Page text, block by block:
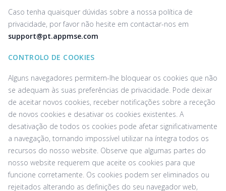
Caso tenha quaisquer dúvidas sobre a nossa política de
privacidade, por favor não hesite em contactar-nos em
support@pt.appmse.com
CONTROLO DE COOKIES
Alguns navegadores permitem-lhe bloquear os cookies que não
se adequam às suas preferências de privacidade. Pode deixar
de aceitar novos cookies, receber notificações sobre a receção
de novos cookies e desativar os cookies existentes. A
desativação de todos os cookies pode afetar significativamente
a navegação, tornando impossível utilizar na íntegra todos os
recursos do nosso website. Observe que algumas partes do
nosso website requerem que aceite os cookies para que
funcione corretamente. Os cookies podem ser eliminados ou
rejeitados alterando as definições do seu navegador web,